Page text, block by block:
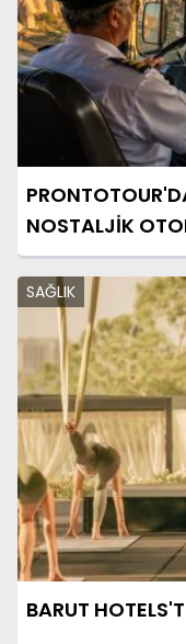
NOSTALJİK
BAŞLIYOR
SAĞLIK
BARUT